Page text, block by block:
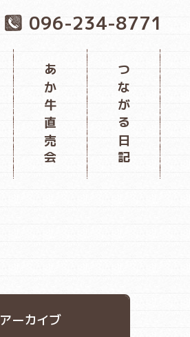
096-234-8771
あか牛直売会 つながる日記
アーカイブ